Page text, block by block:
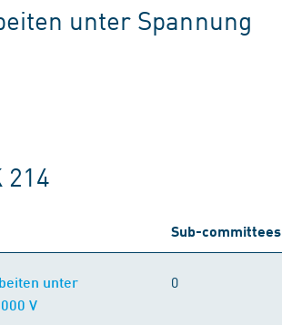
unter Spannung
Sub-committees
unter
V
0